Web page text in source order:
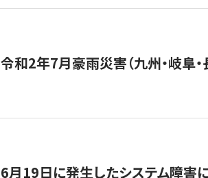
令和2年7月豪雨災害（九州・岐阜
6月19日に発生したシステム障害